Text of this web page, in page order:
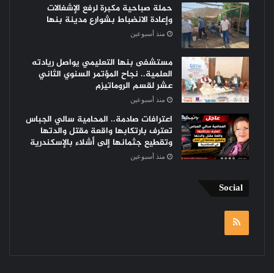
حملة صباحية مكبرة لرفع الإشغالات
وإعادة الانضباط بشوارع مدينة بنها
منذ أسبوعين
مستشفى بنها التعليمي يواصل ريادته
العلمية.. نجاح المؤتمر السنوي الثاني
عشر لقسم الروماتيزم
منذ أسبوعين
اعترافات صادمة.. المحامية سالي الجباس
تعترف بارتكابها واقعة مقتل والدتها
وتقطيع جثمانها إلى أشلاء بالإسكندرية
منذ أسبوعين
Social
RSS